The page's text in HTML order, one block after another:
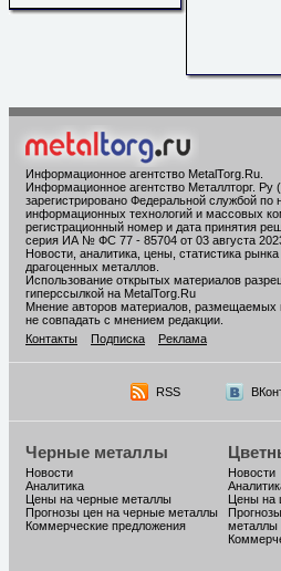
Информационное агентство MetalTorg.Ru
Информационное агентство Металлторг. Ру
зарегистрировано Федеральной службой по
информационных технологий и массовых
регистрационный номер и дата принятия
серия ИА № ФС 77 - 85704 от 03 августа
Новости, аналитика, цены, статистика
драгоценных металлов.
Использование открытых материалов
гиперссылкой на MetalTorg.Ru
Мнение авторов материалов, размещаемых
не совпадать с мнением редакции.
Контакты
Подписка Реклама
RSS
Черные металлы
Новости
Аналитика
Цены на черные металлы
Прогнозы цен на черные металлы
Коммерческие предложения
Новости
Цены на
металлы